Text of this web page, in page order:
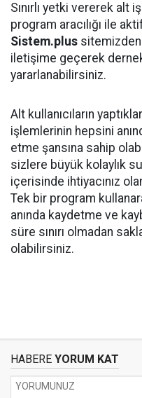
Sınırlı yetki vererek alt
program aracılığı ile
Sistem.plus
iletişime geçerek
yararlanabilirsiniz.
Alt kullanıcıların
işlemlerinin hepsini
etme şansına sahip
sizlere büyük kolaylık
içerisinde ihtiyacınız
Tek bir program
anında kaydetme ve
süre sınırı olmadan
olabilirsiniz.
HABERE YORUM KAT